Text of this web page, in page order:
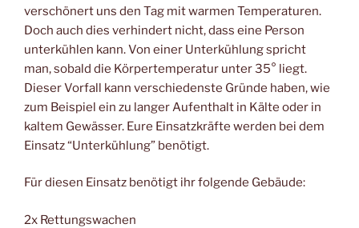
verschönert uns den Tag mit warmen Temperaturen.
Doch auch dies verhindert nicht, dass eine Person
unterkühlen kann. Von einer Unterkühlung spricht
man, sobald die Körpertemperatur unter 35° liegt.
Dieser Vorfall kann verschiedenste Gründe haben, wie
zum Beispiel ein zu langer Aufenthalt in Kälte oder in
kaltem Gewässer. Eure Einsatzkräfte werden bei dem
Einsatz “Unterkühlung” benötigt.
Für diesen Einsatz benötigt ihr folgende Gebäude:
2x Rettungswachen